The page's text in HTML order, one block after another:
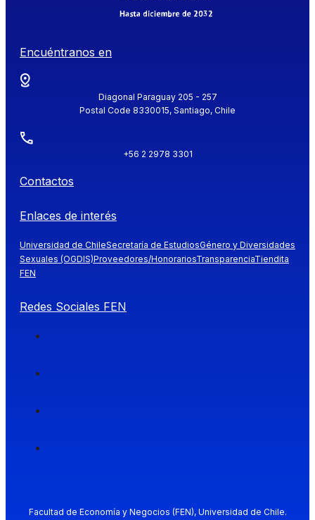
Encuéntranos en
Diagonal Paraguay 205 - 257
Postal Code 8330015, Santiago, Chile
+56 2 2978 3301
Contactos
Enlaces de interés
Universidad de ChileSecretaría de EstudiosGénero y Diversidades
Sexuales (OGDIS)Proveedores/HonorariosTransparenciaTiendita
FEN
Redes Sociales FEN
Facultad de Economía y Negocios (FEN), Universidad de Chile.